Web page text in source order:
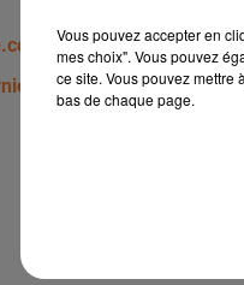
Gèdre
Vous pouvez accepter en
mes choix". Vous pouvez
ce site. Vous pouvez mettre
bas de chaque page.